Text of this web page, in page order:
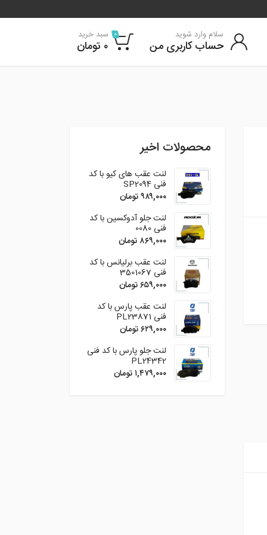
سلام وارد شوید
حساب کاربری من
0 سبد خرید
۰ تومان
محصولات اخیر
لنت عقب های کیو با کد
فنی SP2094
۹۸۹,۰۰۰تومان
لنت جلو آدوکسین با کد
فنی 0080
۸۶۹,۰۰۰ تومان
لنت عقب برلیانس با کد
فنی 3501067
۶۵۹,۰۰۰تومان
لنت عقب پارس با کد
فنی PL23871
۶۲۹,۰۰۰تومان
لنت جلو پارس با کد فنی
PL24342
۱,۴۷۹,۰۰۰تومان